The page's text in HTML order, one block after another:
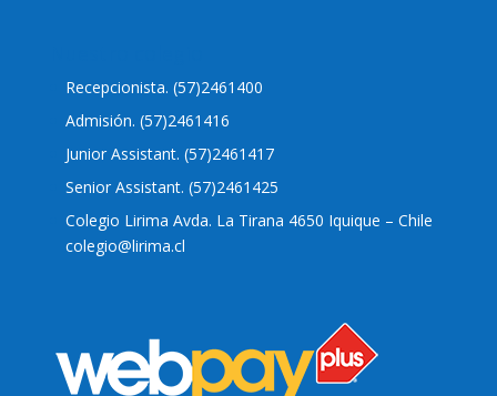
Recepcionista. (57)2461400
Admisión. (57)2461416
Junior Assistant. (57)2461417
Senior Assistant. (57)2461425
Colegio Lirima Avda. La Tirana 4650 Iquique – Chile
colegio@lirima.cl